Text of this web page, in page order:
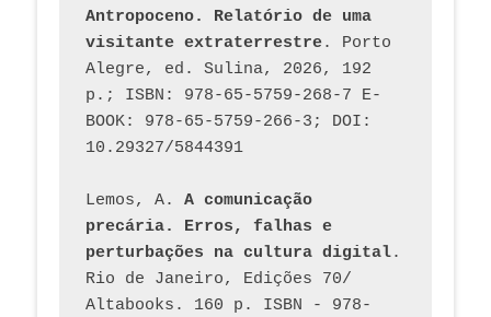
Antropoceno. Relatório de uma
visitante extraterrestre. Porto
Alegre, ed. Sulina, 2026, 192
p.; ISBN: 978-65-5759-268-7 E-
BOOK: 978-65-5759-266-3; DOI:
10.29327/5844391
Lemos, A. A comunicação
precária. Erros, falhas e
perturbações na cultura digital.
Rio de Janeiro, Edições 70/
Altabooks. 160 p. ISBN - 978-